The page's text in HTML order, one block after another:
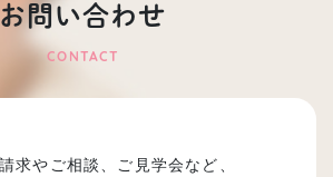
お問い合わせ
CONTACT
求やご相談、ご見学会など、